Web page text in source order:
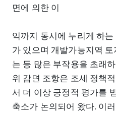
면에 의한 이
익까지 동시에 누리게 하
가 있으며 개발가능지역
는 등 많은 부작용을 초래
위 감면 조항은 조세 정책
서 더 이상 긍정적 평가를
축소가 논의되어 왔다. 이